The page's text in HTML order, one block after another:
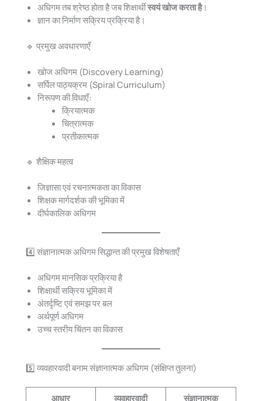
अधिगम तब श्रेष्ठ होता है जब शिक्षार्थीस्वयं खोज करता है।
ज्ञान का निर्माण सक्रिय प्रक्रिया है।
🔹 प्रमुख अवधारणाएँ
खोज अधिगम (Discovery Learning)
सर्पिल पाठ्यक्रम (Spiral Curriculum)
निरूपण की विधाएँ:
क्रियात्मक
चित्रात्मक
प्रतीकात्मक
🔹 शैक्षिक महत्व
जिज्ञासा एवं रचनात्मकता का विकास
शिक्षक मार्गदर्शक की भूमिका में
दीर्घकालिक अधिगम
4️⃣ संज्ञानात्मक अधिगम सिद्धान्त की प्रमुख विशेषताएँ
अधिगम मानसिक प्रक्रिया है
शिक्षार्थी सक्रिय भूमिका में
अंतर्दृष्टि एवं समझ पर बल
अर्थपूर्ण अधिगम
उच्च स्तरीय चिंतन का विकास
5️⃣ व्यवहारवादी बनाम संज्ञानात्मक अधिगम (संक्षिप्त तुलना)
आधार व्यवहारवादी संज्ञानात्मक